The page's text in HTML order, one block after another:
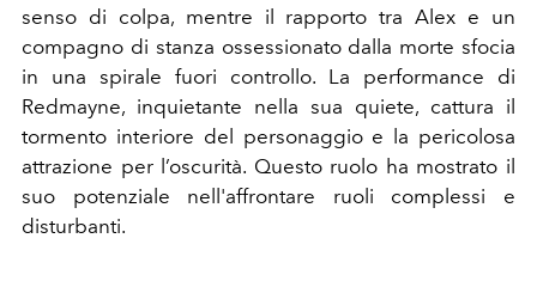
senso di colpa, mentre il rapporto tra Alex e un
compagno di stanza ossessionato dalla morte sfocia
in una spirale fuori controllo. La performance di
Redmayne, inquietante nella sua quiete, cattura il
tormento interiore del personaggio e la pericolosa
attrazione per l’oscurità. Questo ruolo ha mostrato il
suo potenziale nell'affrontare ruoli complessi e
disturbanti.